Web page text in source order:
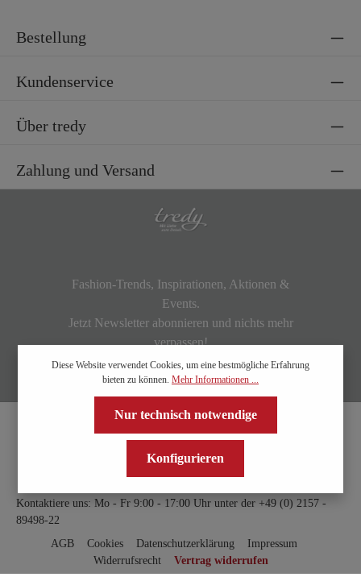
Bestellung
Kundenservice
Über tredy
Zahlung und Versand
Fashion-Trends, Inspirationen, Aktionen &
Events.
Jetzt Newsletter abonnieren und nichts mehr
verpassen!
Kontaktiere uns: Mo - Fr 9:00 - 17:00 Uhr unter der +49 (0) 2157 -
89498-22
AGB
Cookies Datenschutzerklärung
Impressum
Widerrufsrecht
Vertrag widerrufen
Diese Website verwendet Cookies, um eine bestmögliche Erfahrung
bieten zu können. Mehr Informationen ...
Nur technisch notwendige
Konfigurieren